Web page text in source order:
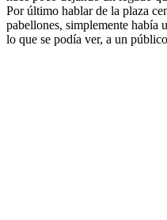
Por último hablar de la plaza
pabellones, simplemente había
lo que se podía ver, a un